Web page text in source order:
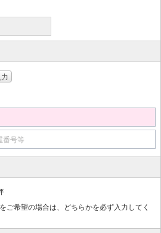
番号等
ご希望の場合は、どちらかを必ず入力してく